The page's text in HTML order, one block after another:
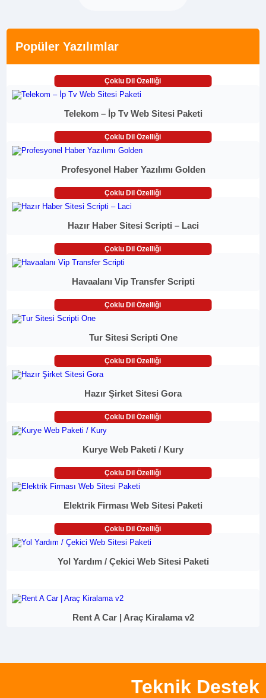
Popüler Yazılımlar
Çoklu Dil Özelliği
Telekom – İp Tv Web Sitesi Paketi
Çoklu Dil Özelliği
Profesyonel Haber Yazılımı Golden
Çoklu Dil Özelliği
Hazır Haber Sitesi Scripti – Laci
Çoklu Dil Özelliği
Havaalanı Vip Transfer Scripti
Çoklu Dil Özelliği
Tur Sitesi Scripti One
Çoklu Dil Özelliği
Hazır Şirket Sitesi Gora
Çoklu Dil Özelliği
Kurye Web Paketi / Kury
Çoklu Dil Özelliği
Elektrik Firması Web Sitesi Paketi
Çoklu Dil Özelliği
Yol Yardım / Çekici Web Sitesi Paketi
Rent A Car | Araç Kiralama v2
Teknik Destek